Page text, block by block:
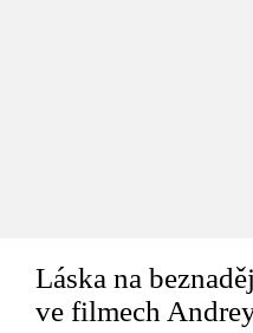
Láska na
ve filmech